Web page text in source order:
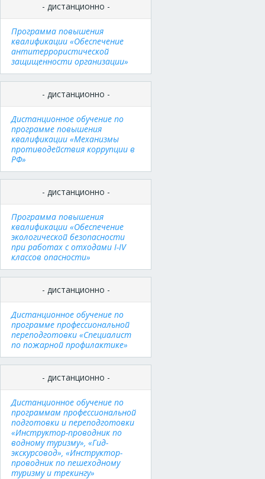
- дистанционно -
Программа повышения
квалификации «Обеспечение
антитеррористической
защищенности организации»
- дистанционно -
Дистанционное обучение по
программе повышения
квалификации «Механизмы
противодействия коррупции в
РФ»
- дистанционно -
Программа повышения
квалификации «Обеспечение
экологической безопасности
при работах с отходами I-IV
классов опасности»
- дистанционно -
Дистанционное обучение по
программе профессиональной
переподготовки «Специалист
по пожарной профилактике»
- дистанционно -
Дистанционное обучение по
программам профессиональной
подготовки и переподготовки
«Инструктор-проводник по
водному туризму», «Гид-
экскурсовод», «Инструктор-
проводник по пешеходному
туризму и трекингу»